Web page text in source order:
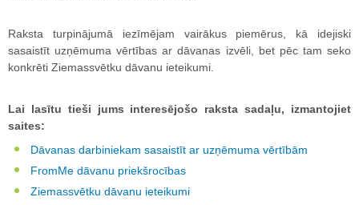
Raksta turpinājumā iezīmējam vairākus piemērus, kā idejiski
sasaistīt uzņēmuma vērtības ar dāvanas izvēli, bet pēc tam seko
konkrēti Ziemassvētku dāvanu ieteikumi.
Lai lasītu tieši jums interesējošo raksta sadaļu, izmantojiet
saites:
Dāvanas darbiniekam sasaistīt ar uzņēmuma vērtībām
FromMe dāvanu priekšrocības
Ziemassvētku dāvanu ieteikumi